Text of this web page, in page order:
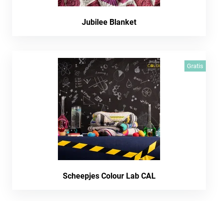
Jubilee Blanket
Gratis
Scheepjes Colour Lab CAL